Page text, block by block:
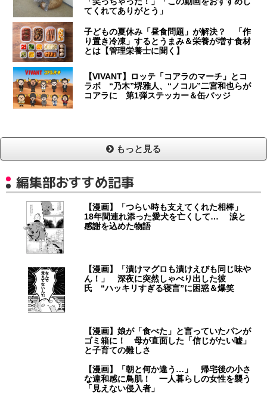
てくれてありがとう」
子どもの夏休み「昼食問題」が解決？ 「作
り置き冷凍」するとうまみ＆栄養が増す食材
とは【管理栄養士に聞く】
【VIVANT】ロッテ「コアラのマーチ」とコ
ラボ “乃木”堺雅人、“ノコル”二宮和也らが
コアラに 第1弾ステッカー＆缶バッジ
もっと見る
編集部おすすめ記事
【漫画】「つらい時も支えてくれた相棒」
18年間連れ添った愛犬を亡くして… 涙と
感謝を込めた物語
【漫画】「漬けマグロも漬けえびも同じ味や
ん！」 深夜に突然しゃべり出した彼
氏 “ハッキリすぎる寝言”に困惑＆爆笑
【漫画】娘が「食べた」と言っていたパンが
ゴミ箱に！ 母が直面した「信じがたい嘘」
と子育ての難しさ
【漫画】「朝と何か違う…」 帰宅後の小さ
な違和感に鳥肌！ 一人暮らしの女性を襲う
「見えない侵入者」